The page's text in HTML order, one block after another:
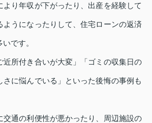
より年収が下がったり、出産を経験して
ようになったりして、住宅ローンの返済
です。
近所付き合いが大変」「ゴミの収集日の
さに悩んでいる」といった後悔の事例も
交通の利便性が悪かったり、周辺施設の